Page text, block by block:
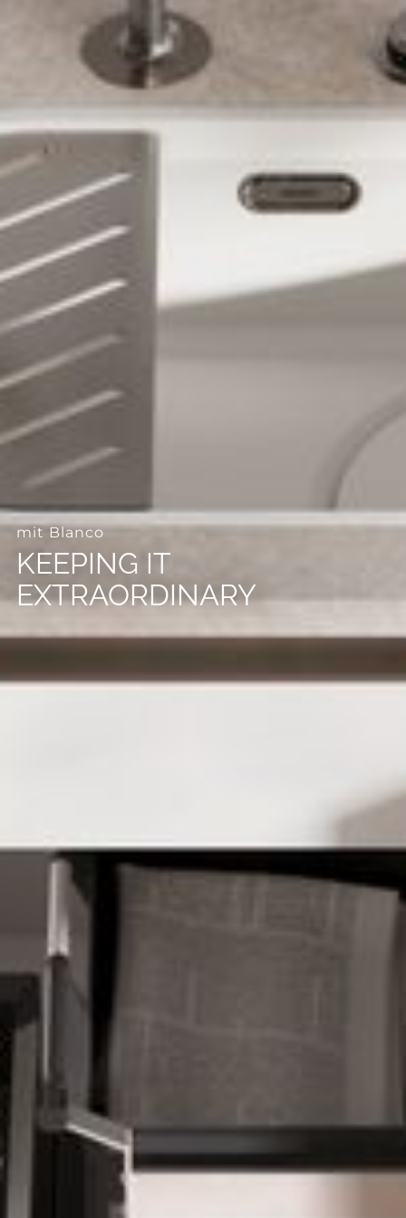
--
--
--
--
mit Blanco
KEEPING IT
EXTRAORDINARY